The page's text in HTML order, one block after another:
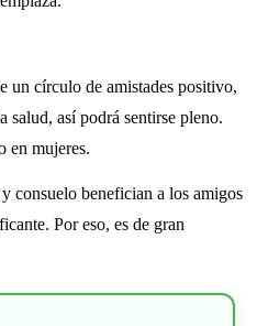
un círculo de amistades positivo,
salud, así podrá sentirse pleno.
en mujeres.
consuelo benefician a los amigos
Por eso, es de gran